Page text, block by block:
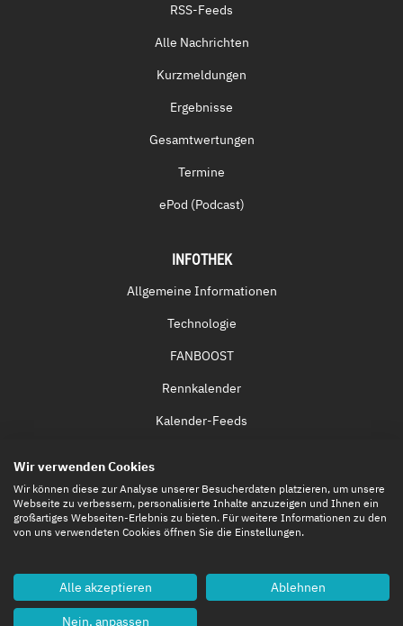
RSS-Feeds
Alle Nachrichten
Kurzmeldungen
Ergebnisse
Gesamtwertungen
Termine
ePod (Podcast)
INFOTHEK
Allgemeine Informationen
Technologie
FANBOOST
Rennkalender
Kalender-Feeds
Eintrittskarten
Wir verwenden Cookies
Wir können diese zur Analyse unserer Besucherdaten platzieren, um unsere
Webseite zu verbessern, personalisierte Inhalte anzuzeigen und Ihnen ein
großartiges Webseiten-Erlebnis zu bieten. Für weitere Informationen zu den
von uns verwendeten Cookies öffnen Sie die Einstellungen.
Alle akzeptieren Ablehnen
Nein, anpassen